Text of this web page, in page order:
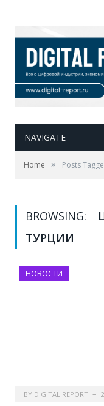
NAVIGATE
Home » Posts
BROWSING:
ТУРЦИИ
НОВОСТИ
BY DIGITAL REPORT